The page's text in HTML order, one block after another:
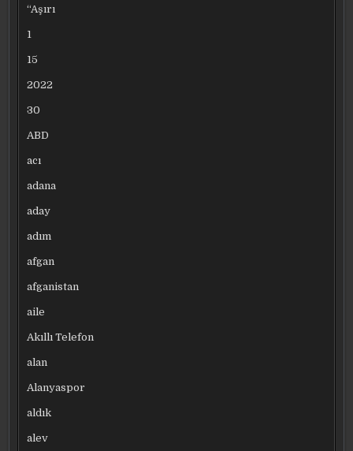
“Aşırı
1
15
2022
30
ABD
acı
adana
aday
adım
afgan
afganistan
aile
Akıllı Telefon
alan
Alanyaspor
aldık
alev